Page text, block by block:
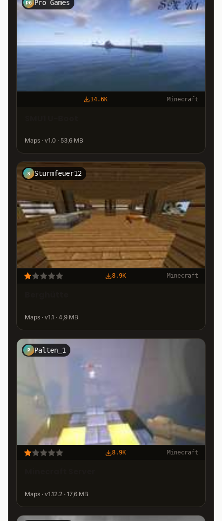
PG Pro Games
14.6K Minecraft
Maps · v1.0 · 53,6 MB
S Sturmfeuer12
8.9K Minecraft
Maps · v1.1 · 4,9 MB
P Palten_1
8.9K Minecraft
Maps · v1.12.2 · 17,6 MB